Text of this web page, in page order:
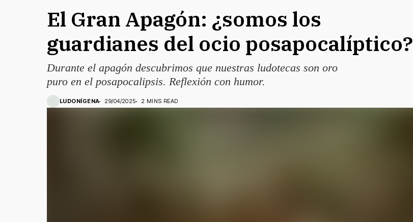
El Gran Apagón: ¿somos los
guardianes del ocio posapocalíptico?
Durante el apagón descubrimos que nuestras ludotecas son oro
puro en el posapocalipsis. Reflexión con humor.
LUDONÍGENA 29/04/2025 2 MINS READ